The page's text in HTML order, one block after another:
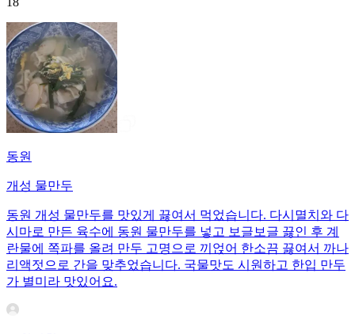
동원
개성 물만두
동원 개성 물만두를 맛있게 끓여서 먹었습니다. 다시멸치와 다
시마로 만든 육수에 동원 물만두를 넣고 보글보글 끓인 후 계
란물에 쪽파를 올려 만두 고명으로 끼얹어 한소끔 끓여서 까나
리액젓으로 간을 맞추었습니다. 국물맛도 시원하고 한입 만두
가 별미라 맛있어요.